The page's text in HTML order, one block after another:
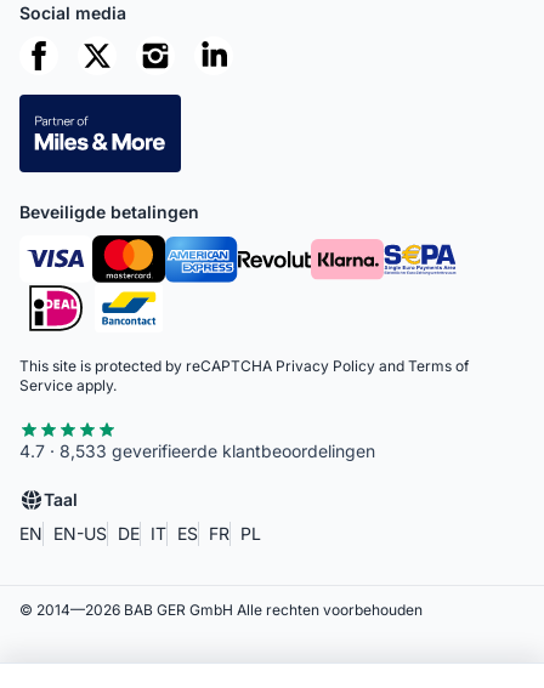
Social media
Beveiligde betalingen
This site is protected by reCAPTCHA Privacy Policy and Terms of
Service apply.
4.7 · 8,533 geverifieerde klantbeoordelingen
Taal
EN
EN-US DE IT ES FR PL
© 2014—2026 BAB GER GmbH Alle rechten voorbehouden